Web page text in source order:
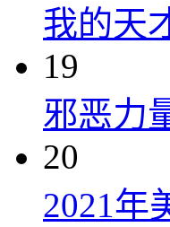
我的天
19
邪恶力
20
2021年